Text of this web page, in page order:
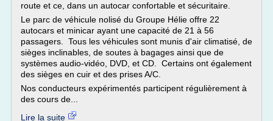
route et ce, dans un autocar confortable et sécuritaire.
Le parc de véhicule nolisé du Groupe Hélie offre 22
autocars et minicar ayant une capacité de 21 à 56
passagers. Tous les véhicules sont munis d'air climatisé, de
sièges inclinables, de soutes à bagages ainsi que de
systèmes audio-vidéo, DVD, et CD. Certains ont également
des sièges en cuir et des prises A/C.
Nos conducteurs expérimentés participent régulièrement à
des cours de...
Lire la suite